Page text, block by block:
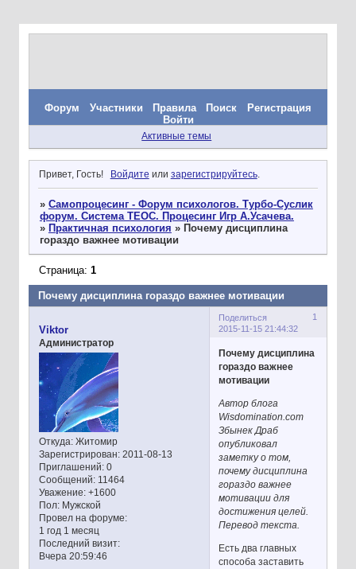
Форум Участники Правила Поиск
Регистрация
Войти
Активные темы
Привет, Гость! Войдите или зарегистрируйтесь.
» Самопроцесинг - Форум психологов. Турбо-Суслик
форум. Система ТЕОС. Процесинг Игр А.Усачева.
» Практичная психология » Почему дисциплина
гораздо важнее мотивации
Почему дисциплина гораздо важнее мотивации
Страница: 1
Поделиться
1
2015-11-15 21:44:32
Viktor
Администратор
Откуда:Житомир
Зарегистрирован: 2011-08-13
Приглашений:0
Сообщений:11464
Уважение: +1600
Пол:Мужской
Провел на форуме:
1 год 1 месяц
Последний визит:
Вчера 20:59:46
Почему дисциплина
гораздо важнее
мотивации
Автор блога
Wisdomination.com
Збынек Драб
опубликовал
заметку о том,
почему дисциплина
гораздо важнее
мотивации для
достижения целей.
Перевод текста.
Есть два главных
способа заставить